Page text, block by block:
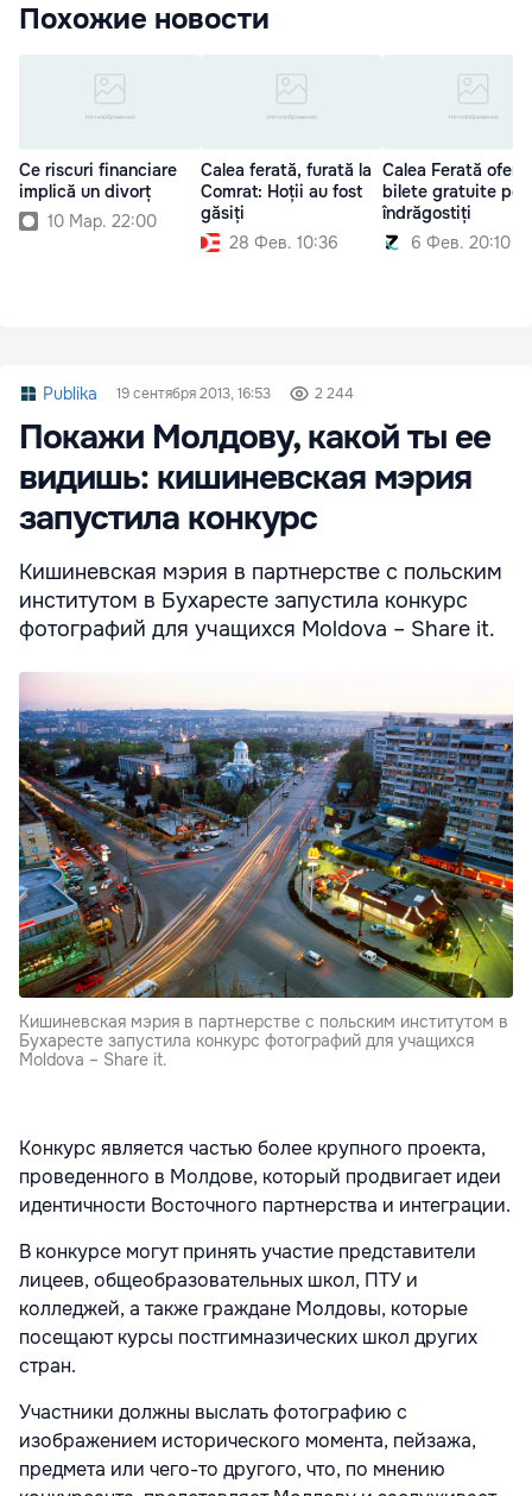
Похожие новости
Ce riscuri financiare
implică un divorț
10 Мар. 22:00
Calea ferată, furată la
Comrat: Hoții au fost
găsiți
28 Фев. 10:36
Calea Ferată oferă
bilete gratuite
îndrăgostiți
6 Фев. 20:10
Publika 19 сентября 2013, 16:53 2 244
Покажи Молдову, какой ты ее
видишь: кишиневская мэрия
запустила конкурс
Кишиневская мэрия в партнерстве с польским
институтом в Бухаресте запустила конкурс
фотографий для учащихся Moldova – Share it.
Кишиневская мэрия в партнерстве с польским институтом в
Бухаресте запустила конкурс фотографий для учащихся
Moldova – Share it.
Конкурс является частью более крупного проекта,
проведенного в Молдове, который продвигает идеи
идентичности Восточного партнерства и интеграции.
В конкурсе могут принять участие представители
лицеев, общеобразовательных школ, ПТУ и
колледжей, а также граждане Молдовы, которые
посещают курсы постгимназических школ других
стран.
Участники должны выслать фотографию с
изображением исторического момента, пейзажа,
предмета или чего-то другого, что, по мнению